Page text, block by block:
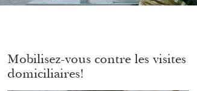
Mobilisez-vous contre les visites
domiciliaires!